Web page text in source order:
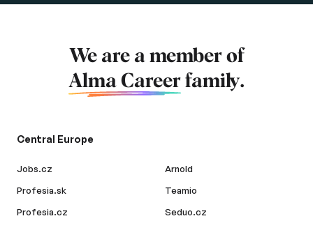
We are a member of
Alma Career family.
Central Europe
Jobs.cz
Profesia.sk
Profesia.cz
Arnold
Teamio
Seduo.cz